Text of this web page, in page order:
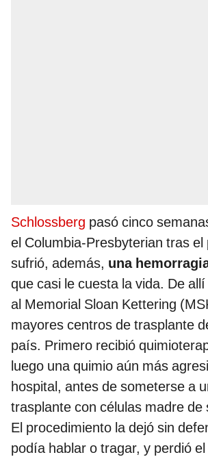
Schlossberg pasó cinco
el Columbia-Presbyterian tras
sufrió, además, una
que casi le cuesta la vida. De
al Memorial Sloan Kettering
mayores centros de trasplante
país. Primero recibió
luego una quimio aún más
hospital, antes de someterse a
trasplante con células madre de
El procedimiento la dejó sin
podía hablar o tragar, y perdió